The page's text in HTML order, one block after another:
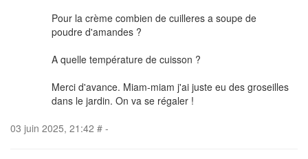
Pour la crème combien de cuilleres a soupe de
poudre d'amandes ?
A quelle température de cuisson ?
Merci d'avance. Miam-miam j'ai juste eu des groseilles
dans le jardin. On va se régaler !
03 juin 2025, 21:42 # -